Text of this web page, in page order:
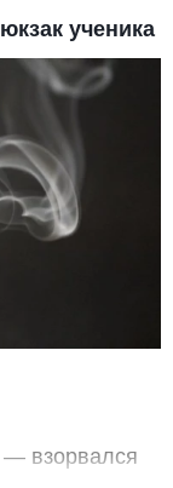
ученика
— взорвался